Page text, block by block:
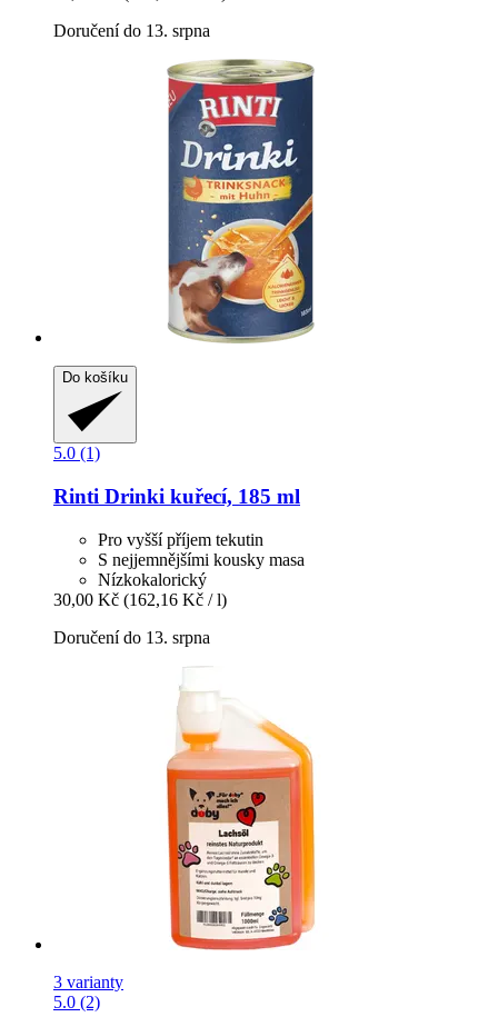
Doručení do 13. srpna
Do košíku
5.0 (1)
Rinti Drinki kuřecí, 185 ml
Pro vyšší příjem tekutin
S nejjemnějšími kousky masa
Nízkokalorický
30,00 Kč (162,16 Kč / l)
Doručení do 13. srpna
3 varianty
5.0 (2)